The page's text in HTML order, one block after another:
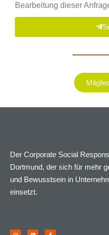
Bearbeitung dieser
Der Corporate Social
Dortmund, der sich für mehr
und Bewusstsein in
einsetzt.